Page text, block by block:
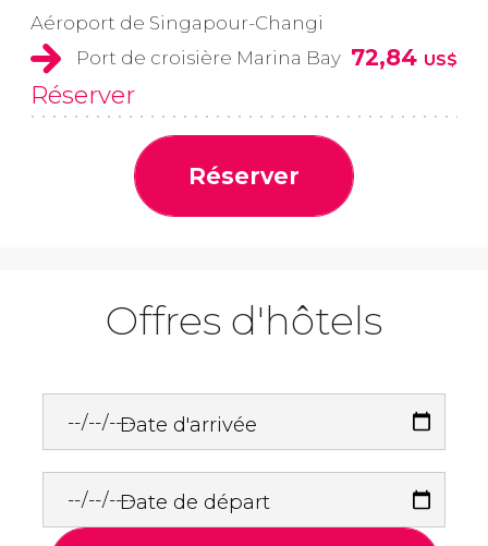
Aéroport de Singapour-Changi
Port de croisière Marina Bay 72,84 US$
Réserver
Réserver
Offres d'hôtels
Date d'arrivée
Date de départ